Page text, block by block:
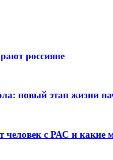
россияне
новый этап жизни
человек с РАС и